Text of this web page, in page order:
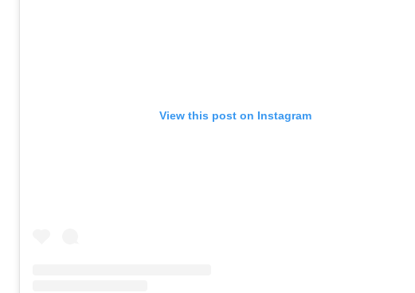
View this post on Instagram